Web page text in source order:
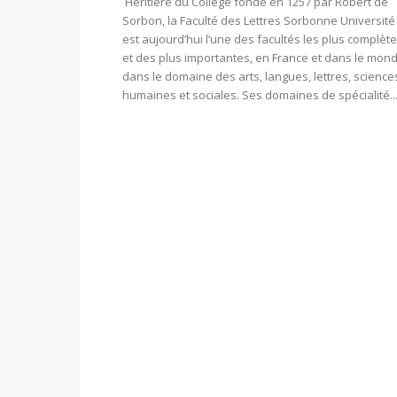
Sorbon, la Faculté des Lettres Sorbonne Université
est aujourd’hui l’une des facultés les plus
et des plus importantes, en France et dans le
dans le domaine des arts, langues, lettres,
humaines et sociales. Ses domaines de spécialité...